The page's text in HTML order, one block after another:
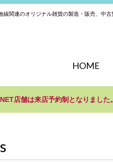
関連のオリジナル雑貨の製造・販売、中
HOME
店舗は来店予約制となりました